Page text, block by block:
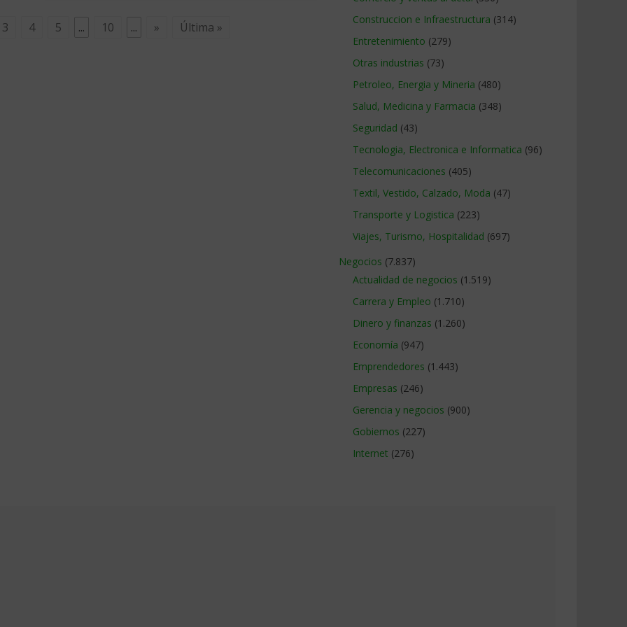
3 4 5 ... 10 ... » Última »
Construccion e Infraestructura (314)
Entretenimiento (279)
Otras industrias (73)
Petroleo, Energia y Mineria (480)
Salud, Medicina y Farmacia (348)
Seguridad (43)
Tecnologia, Electronica e Informatica (96)
Telecomunicaciones (405)
Textil, Vestido, Calzado, Moda (47)
Transporte y Logistica (223)
Viajes, Turismo, Hospitalidad (697)
Negocios (7.837)
Actualidad de negocios (1.519)
Carrera y Empleo (1.710)
Dinero y finanzas (1.260)
Economía (947)
Emprendedores (1.443)
Empresas (246)
Gerencia y negocios (900)
Gobiernos (227)
Internet (276)